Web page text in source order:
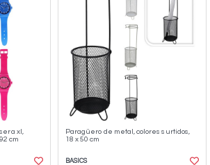
xl,
cm
Paragüero de metal, colores surtidos,
18 x 50 cm
BASICS